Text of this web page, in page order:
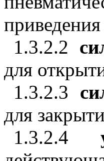
1.3.2.2
для
1.3.2.3
для
1.3.2.4